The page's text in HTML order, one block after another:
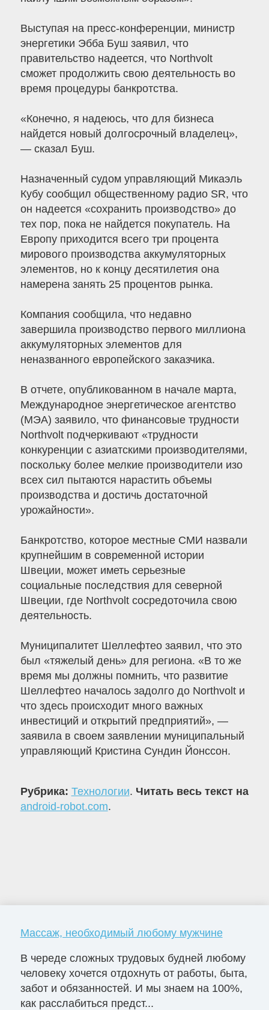
Выступая на пресс-конференции, министр
энергетики Эбба Буш заявил, что
правительство надеется, что Northvolt
сможет продолжить свою деятельность во
время процедуры банкротства.
«Конечно, я надеюсь, что для бизнеса
найдется новый долгосрочный владелец»,
— сказал Буш.
Назначенный судом управляющий Микаэль
Кубу сообщил общественному радио SR, что
он надеется «сохранить производство» до
тех пор, пока не найдется покупатель. На
Европу приходится всего три процента
мирового производства аккумуляторных
элементов, но к концу десятилетия она
намерена занять 25 процентов рынка.
Компания сообщила, что недавно
завершила производство первого миллиона
аккумуляторных элементов для
неназванного европейского заказчика.
В отчете, опубликованном в начале марта,
Международное энергетическое агентство
(МЭА) заявило, что финансовые трудности
Northvolt подчеркивают «трудности
конкуренции с азиатскими производителями,
поскольку более мелкие производители изо
всех сил пытаются нарастить объемы
производства и достичь достаточной
урожайности».
Банкротство, которое местные СМИ назвали
крупнейшим в современной истории
Швеции, может иметь серьезные
социальные последствия для северной
Швеции, где Northvolt сосредоточила свою
деятельность.
Муниципалитет Шеллефтео заявил, что это
был «тяжелый день» для региона. «В то же
время мы должны помнить, что развитие
Шеллефтео началось задолго до Northvolt и
что здесь происходит много важных
инвестиций и открытий предприятий», —
заявила в своем заявлении муниципальный
управляющий Кристина Сундин Йонссон.
Рубрика: Технологии. Читать весь текст на
android-robot.com.
Массаж, необходимый любому мужчине
В череде сложных трудовых будней любому
человеку хочется отдохнуть от работы, быта,
забот и обязанностей. И мы знаем на 100%,
как расслабиться предст...